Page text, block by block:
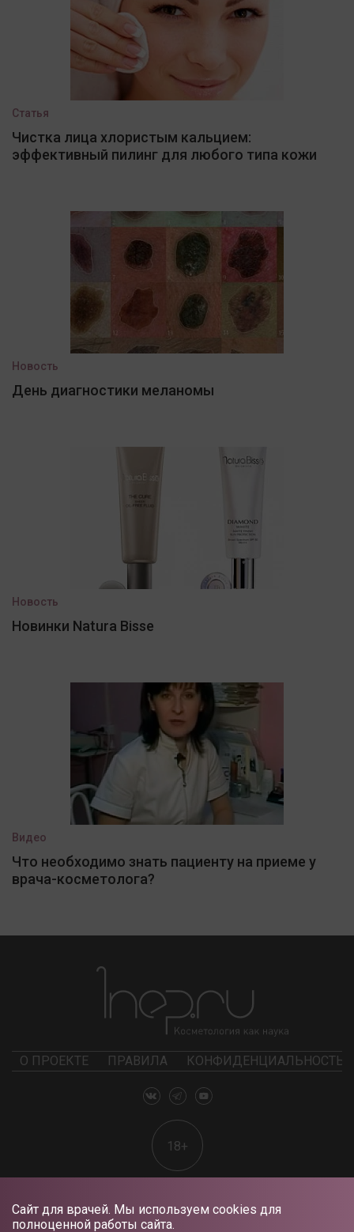
Сайт для врачей. Мы используем cookies для
полноценной работы сайта.
Статья
Чистка лица хлористым кальцием:
эффективный пилинг для любого типа кожи
Новость
День диагностики меланомы
Новость
Новинки Natura Bisse
Видео
Что необходимо знать пациенту на приеме у
врача-косметолога?
О ПРОЕКТЕ ПРАВИЛА КОНФИДЕНЦИАЛЬНОСТЬ
18+